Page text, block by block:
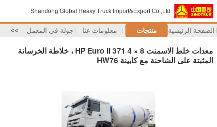
Shandong Global Heavy Truck Import&Export Co.,Ltd
الصفحة الرئيسية منتجات معلومات عنا جولة في المعمل >>
معدات خلط الاسمنت 8 × 4 371 HP Euro II ، خلاطة الخرسانة
المثبتة على الشاحنة مع كابينة HW76